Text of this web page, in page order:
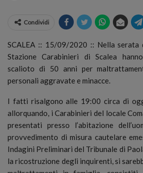
Condividi
SCALEA :: 15/09/2020 :: Nella
Stazione Carabinieri di Scalea
scalioto di 50 anni per
personali aggravate e minacce.
I fatti risalgono alle 19:00 circa di
allorquando, i Carabinieri del locale
presentati presso l’abitazione
provvedimento di misura cautelare
Indagini Preliminari del Tribunale di
la ricostruzione degli inquirenti, si